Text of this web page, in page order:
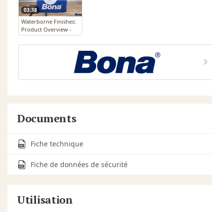
03:38
Waterborne Finishes:
Product Overview -
Domo™
Documents
Fiche technique
Fiche de données de sécurité
Utilisation